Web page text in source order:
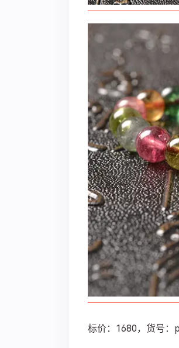
标价：1680，货号：